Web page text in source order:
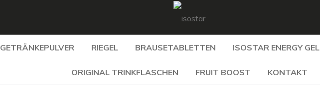
GETRÄNKEPULVER RIEGEL BRAUSETABLETTEN ISOSTAR ENERGY GEL
ORIGINAL TRINKFLASCHEN FRUIT BOOST KONTAKT